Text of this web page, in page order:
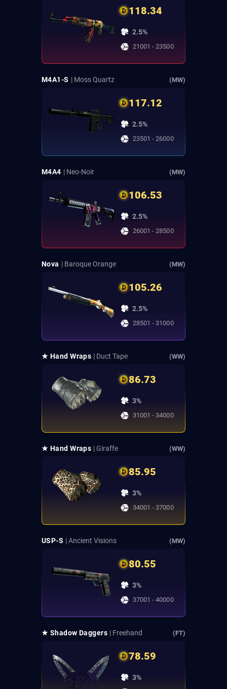
118.34
2.5%
21001 - 23500
M4A1-S | Moss Quartz (MW)
117.12
2.5%
23501 - 26000
M4A4 | Neo-Noir (MW)
106.53
2.5%
26001 - 28500
Nova | Baroque Orange (MW)
105.26
2.5%
28501 - 31000
★ Hand Wraps | Duct Tape (WW)
86.73
3%
31001 - 34000
★ Hand Wraps | Giraffe (WW)
85.95
3%
34001 - 37000
USP-S | Ancient Visions (MW)
80.55
3%
37001 - 40000
★ Shadow Daggers | Freehand (FT)
78.59
3%